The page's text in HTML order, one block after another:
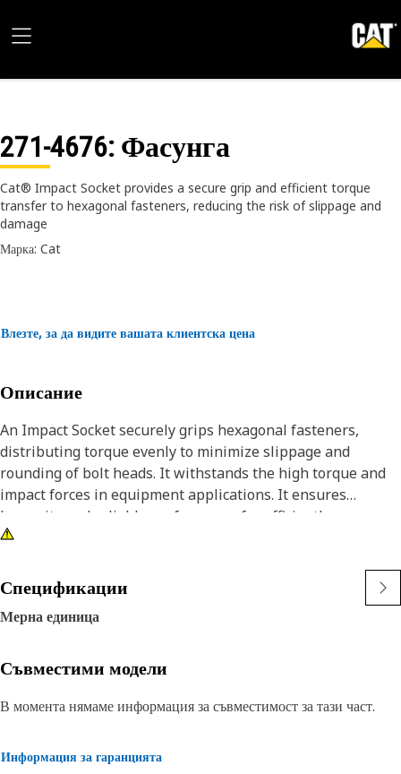
271-4676: Фасунга
Cat® Impact Socket provides a secure grip and efficient torque
transfer to hexagonal fasteners, reducing the risk of slippage and
damage
Марка: Cat
Влезте, за да видите вашата клиентска цена
Описание
An Impact Socket securely grips hexagonal fasteners,
distributing torque evenly to minimize slippage and
rounding of bolt heads. It withstands the high torque and
impact forces in equipment applications. It ensures
longevity and reliable performance for efficiently
tightening and loosening bolts and nuts in the equipment,
Attributes:
• 3/8" drive for compatibility with different impact tools.
conditions.
slippage and damage to fasteners.
fasteners.
Спецификации
Мерна единица
Съвместими модели
В момента нямаме информация за съвместимост за тази част.
Информация за гаранцията